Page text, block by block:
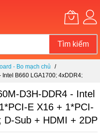
Tìm kiếm
- Bo mạch chủ
B660 LGA1700; 4xDDR4;
D3H-DDR4 - Intel
E X16 + 1*PCI-
D-Sub + HDMI + 2DP